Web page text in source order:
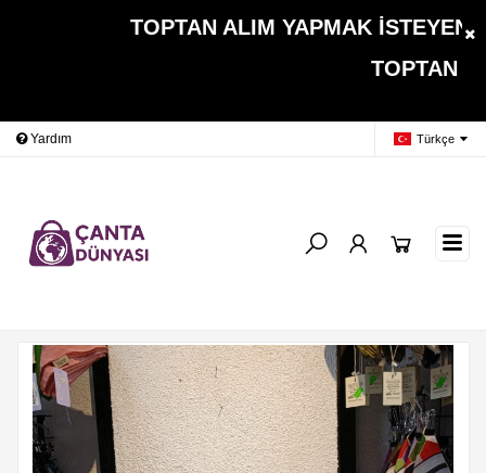
TOPTAN ALIM YAPMAK İSTEYEN
TOPTAN
Yardım Türkçe